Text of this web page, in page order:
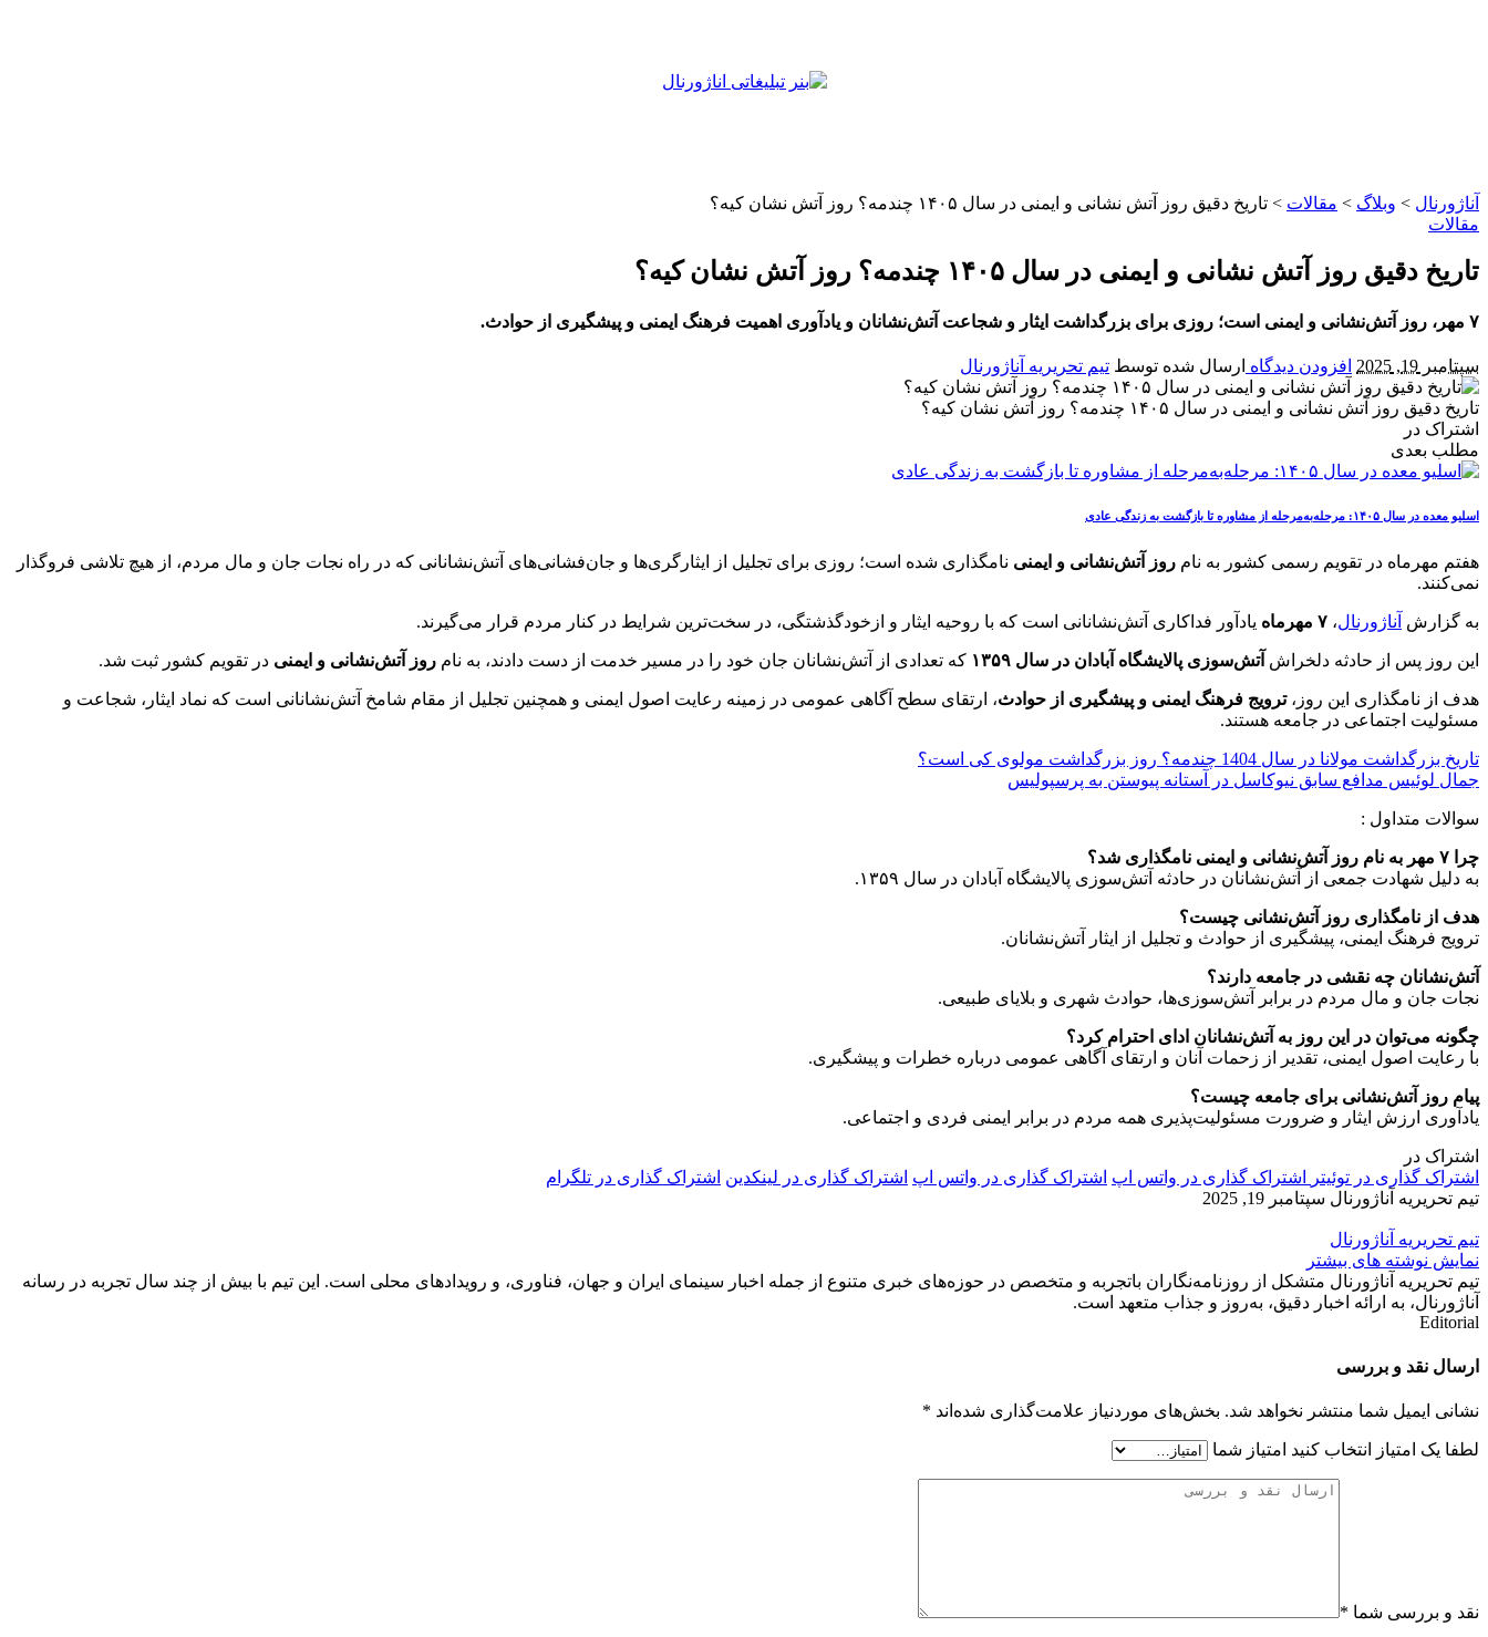
آناژورنال > وبلاگ > مقالات > تاریخ دقیق روز آتش نشانی و ایمنی در سال ۱۴۰۵ چندمه؟ روز آتش نشان کیه؟
مقالات
تاریخ دقیق روز آتش نشانی و ایمنی در سال ۱۴۰۵ چندمه؟ روز آتش نشان کیه؟
۷ مهر، روز آتش‌نشانی و ایمنی است؛ روزی برای بزرگداشت ایثار و شجاعت آتش‌نشانان و یادآوری اهمیت فرهنگ ایمنی و پیشگیری از حوادث.
سپتامبر 19, 2025 افزودن دیدگاه ارسال شده توسط تیم تحریریه آناژورنال
تاریخ دقیق روز آتش نشانی و ایمنی در سال ۱۴۰۵ چندمه؟ روز آتش نشان کیه؟
اشتراک در
مطلب بعدی
اسلیو معده در سال ۱۴۰۵: مرحله‌به‌مرحله از مشاوره تا بازگشت به زندگی عادی
هفتم مهرماه در تقویم رسمی کشور به نام روز آتش‌نشانی و ایمنی نامگذاری شده است؛ روزی برای تجلیل از ایثارگری‌ها و جان‌فشانی‌های آتش‌نشانانی که در راه نجات جان و مال مردم، از هیچ تلاشی فروگذار
نمی‌کنند.
به گزارش آناژورنال، ۷ مهرماه یادآور فداکاری آتش‌نشانانی است که با روحیه ایثار و ازخودگذشتگی، در سخت‌ترین شرایط در کنار مردم قرار می‌گیرند.
این روز پس از حادثه دلخراش آتش‌سوزی پالایشگاه آبادان در سال ۱۳۵۹ که تعدادی از آتش‌نشانان جان خود را در مسیر خدمت از دست دادند، به نام روز آتش‌نشانی و ایمنی در تقویم کشور ثبت شد.
هدف از نامگذاری این روز،ترویج فرهنگ ایمنی و پیشگیری از حوادث، ارتقای سطح آگاهی عمومی در زمینه رعایت اصول ایمنی و همچنین تجلیل از مقام شامخ آتش‌نشانانی است که نماد ایثار، شجاعت و
مسئولیت اجتماعی در جامعه هستند.
تاریخ بزرگداشت مولانا در سال 1404 چندمه؟ روز بزرگداشت مولوی کی است؟
جمال لوئیس مدافع سابق نیوکاسل در آستانه پیوستن به پرسپولیس
سوالات متداول :
چرا ۷ مهر به نام روز آتش‌نشانی و ایمنی نامگذاری شد؟
به دلیل شهادت جمعی از آتش‌نشانان در حادثه آتش‌سوزی پالایشگاه آبادان در سال ۱۳۵۹.
هدف از نامگذاری روز آتش‌نشانی چیست؟
ترویج فرهنگ ایمنی، پیشگیری از حوادث و تجلیل از ایثار آتش‌نشانان.
آتش‌نشانان چه نقشی در جامعه دارند؟
نجات جان و مال مردم در برابر آتش‌سوزی‌ها، حوادث شهری و بلایای طبیعی.
چگونه می‌توان در این روز به آتش‌نشانان ادای احترام کرد؟
با رعایت اصول ایمنی، تقدیر از زحمات آنان و ارتقای آگاهی عمومی درباره خطرات و پیشگیری.
پیام روز آتش‌نشانی برای جامعه چیست؟
یادآوری ارزش ایثار و ضرورت مسئولیت‌پذیری همه مردم در برابر ایمنی فردی و اجتماعی.
اشتراک در
اشتراک گذاری در توئیتر
اشتراک گذاری در واتس اپ اشتراک گذاری در واتس اپ اشتراک گذاری در لینکدین اشتراک گذاری در تلگرام
تیم تحریریه آناژورنال سپتامبر 19, 2025
تیم تحریریه آناژورنال
نمایش نوشته های بیشتر
تیم تحریریه آناژورنال متشکل از روزنامه‌نگاران باتجربه و متخصص در حوزه‌های خبری متنوع از جمله اخبار سینمای ایران و جهان، فناوری، و رویدادهای محلی است. این تیم با بیش از چند سال تجربه در رسانه‌
آناژورنال، به ارائه اخبار دقیق، به‌روز و جذاب متعهد است.
Editorial
ارسال نقد و بررسی
نشانی ایمیل شما منتشر نخواهد شد. بخش‌های موردنیاز علامت‌گذاری شده‌اند *
لطفا یک امتیاز انتخاب کنید امتیاز شما
نقد و بررسی شما *